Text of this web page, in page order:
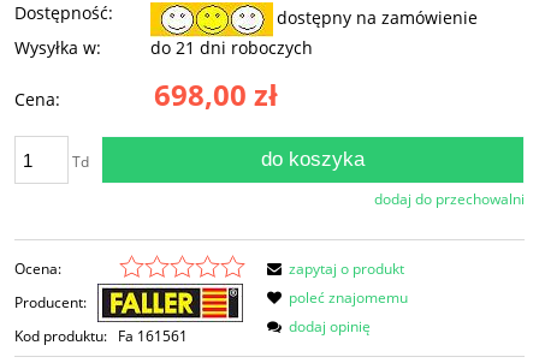
Dostępność:
dostępny na zamówienie
Wysyłka w:
do 21 dni roboczych
Cena: 698,00 zł
Td do koszyka
dodaj do przechowalni
Ocena:
Producent:
Kod produktu: Fa 161561
zapytaj o produkt
poleć znajomemu
dodaj opinię